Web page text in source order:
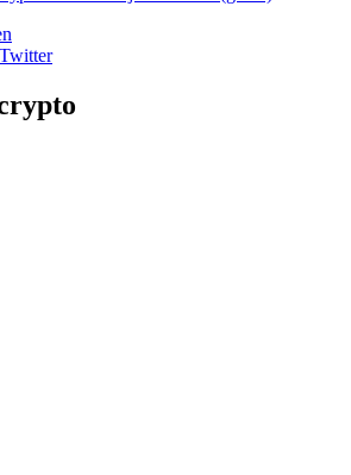
Twitter